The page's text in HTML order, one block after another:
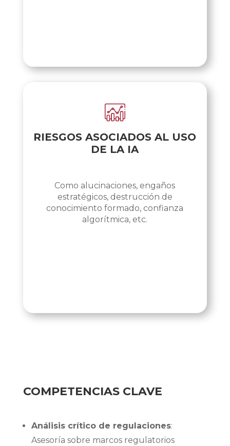
RIESGOS ASOCIADOS AL USO
DE LA IA
Como alucinaciones, engaños
estratégicos, destrucción de
conocimiento formado, confianza
algorítmica, etc.
COMPETENCIAS CLAVE
Análisis crítico de regulaciones:
Asesoría sobre marcos regulatorios